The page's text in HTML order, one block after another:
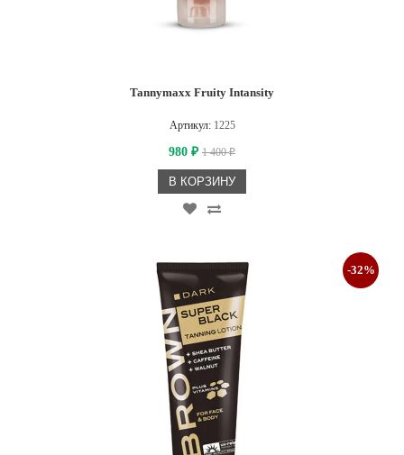
Tannymaxx Fruity Intansity
Артикул: 1225
980 ₽ 1 400₽
В КОРЗИНУ
-32%